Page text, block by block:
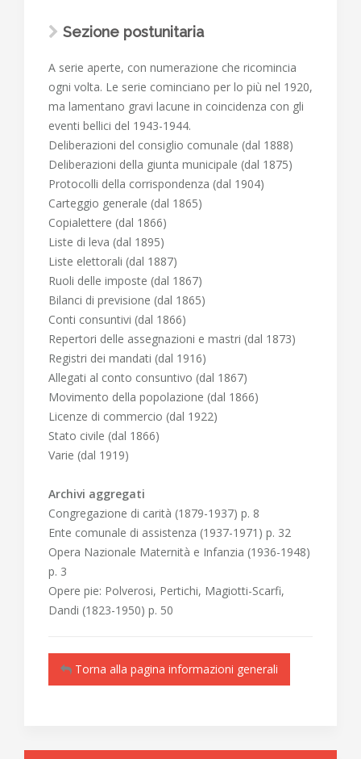
Sezione postunitaria
A serie aperte, con numerazione che ricomincia
ogni volta. Le serie cominciano per lo più nel 1920,
ma lamentano gravi lacune in coincidenza con gli
eventi bellici del 1943-1944.
Deliberazioni del consiglio comunale (dal 1888)
Deliberazioni della giunta municipale (dal 1875)
Protocolli della corrispondenza (dal 1904)
Carteggio generale (dal 1865)
Copialettere (dal 1866)
Liste di leva (dal 1895)
Liste elettorali (dal 1887)
Ruoli delle imposte (dal 1867)
Bilanci di previsione (dal 1865)
Conti consuntivi (dal 1866)
Repertori delle assegnazioni e mastri (dal 1873)
Registri dei mandati (dal 1916)
Allegati al conto consuntivo (dal 1867)
Movimento della popolazione (dal 1866)
Licenze di commercio (dal 1922)
Stato civile (dal 1866)
Varie (dal 1919)
Archivi aggregati
Congregazione di carità (1879-1937) p. 8
Ente comunale di assistenza (1937-1971) p. 32
Opera Nazionale Maternità e Infanzia (1936-1948)
p. 3
Opere pie: Polverosi, Pertichi, Magiotti-Scarfi,
Dandi (1823-1950) p. 50
Torna alla pagina informazioni generali